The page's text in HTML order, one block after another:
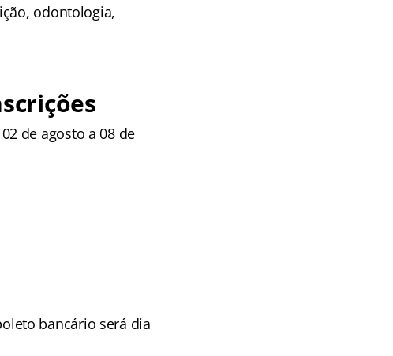
odontologia,
de agosto a 08 de
bancário será dia